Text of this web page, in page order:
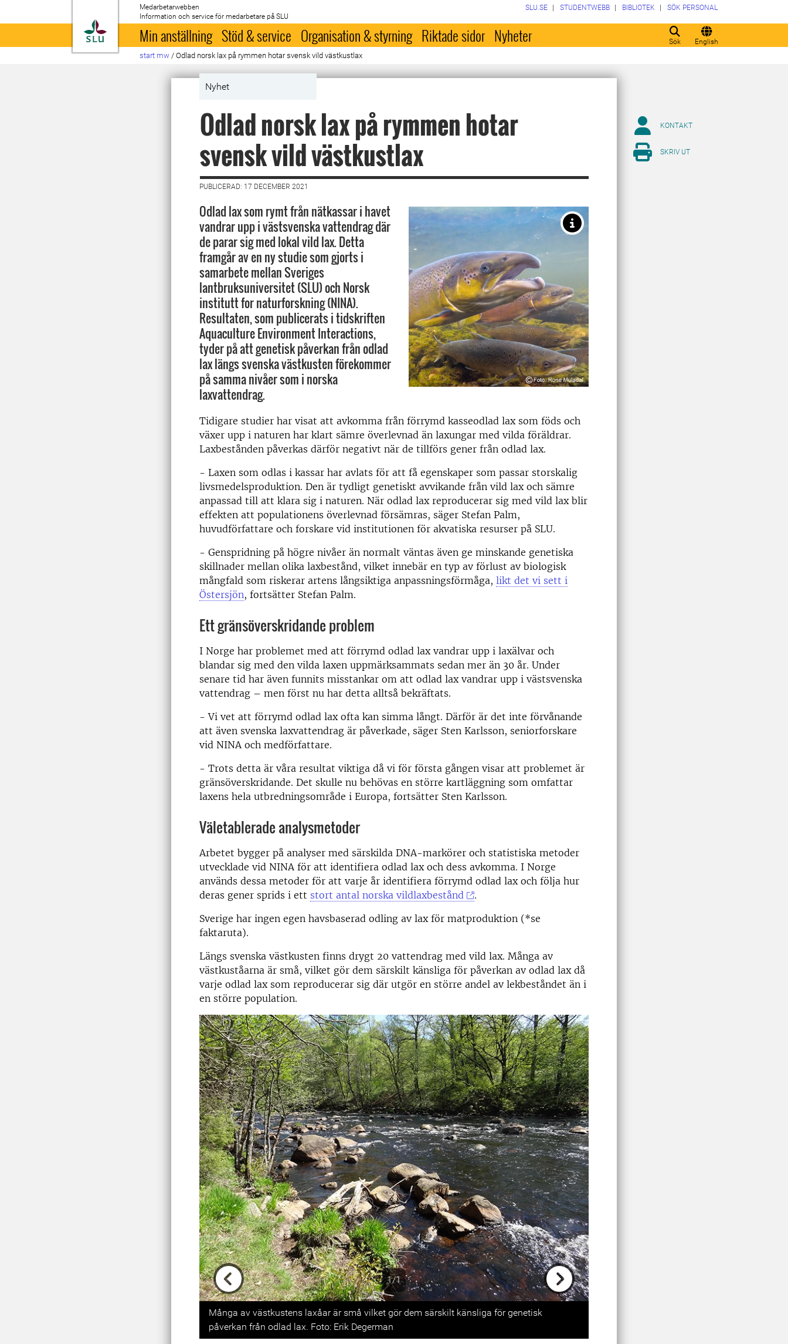
Till startsida
Medarbetarwebben
Information och service för medarbetare på SLU
Sök English
SLU.SE STUDENTWEBB BIBLIOTEK SÖK PERSONAL
Min anställning Stöd & service Organisation & styrning Riktade sidor Nyheter
start mw / Odlad norsk lax på rymmen hotar svensk vild västkustlax
Nyhet
Odlad norsk lax på rymmen hotar
svensk vild västkustlax
PUBLICERAD: 17 DECEMBER 2021
Odlad lax som rymt från nätkassar i havet
vandrar upp i västsvenska vattendrag där
de parar sig med lokal vild lax. Detta
framgår av en ny studie som gjorts i
samarbete mellan Sveriges
lantbruksuniversitet (SLU) och Norsk
institutt for naturforskning (NINA).
Resultaten, som publicerats i tidskriften
Aquaculture Environment Interactions,
tyder på att genetisk påverkan från odlad
lax längs svenska västkusten förekommer
på samma nivåer som i norska
laxvattendrag.
Tidigare studier har visat att avkomma från förrymd kasseodlad lax som föds och
växer upp i naturen har klart sämre överlevnad än laxungar med vilda föräldrar.
Laxbestånden påverkas därför negativt när de tillförs gener från odlad lax.
- Laxen som odlas i kassar har avlats för att få egenskaper som passar storskalig
livsmedels­produktion. Den är tydligt genetiskt avvikande från vild lax och sämre
anpassad till att klara sig i naturen. När odlad lax reproducerar sig med vild lax blir
effekten att populationens överlevnad försämras, säger Stefan Palm,
huvudförfattare och forskare vid institutionen för akvatiska resurser på SLU.
- Genspridning på högre nivåer än normalt väntas även ge minskande genetiska
skillnader mellan olika laxbestånd, vilket innebär en typ av förlust av biologisk
mångfald som riskerar artens långsiktiga anpassningsförmåga, likt det vi sett i
Östersjön, fortsätter Stefan Palm.
Ett gränsöverskridande problem
I Norge har problemet med att förrymd odlad lax vandrar upp i laxälvar och
blandar sig med den vilda laxen uppmärksammats sedan mer än 30 år. Under
senare tid har även funnits misstankar om att odlad lax vandrar upp i västsvenska
vattendrag – men först nu har detta alltså bekräftats.
- Vi vet att förrymd odlad lax ofta kan simma långt. Därför är det inte förvånande
att även svenska laxvattendrag är påverkade, säger Sten Karlsson, seniorforskare
vid NINA och medförfattare.
- Trots detta är våra resultat viktiga då vi för första gången visar att problemet är
gränsöverskridande. Det skulle nu behövas en större kartläggning som omfattar
laxens hela utbredningsområde i Europa, fortsätter Sten Karlsson.
Väletablerade analysmetoder
Arbetet bygger på analyser med särskilda DNA-markörer och statistiska metoder
utvecklade vid NINA för att identifiera odlad lax och dess avkomma. I Norge
används dessa metoder för att varje år identifiera förrymd odlad lax och följa hur
deras gener sprids i ett stort antal norska vildlaxbestånd
.
Sverige har ingen egen havsbaserad odling av lax för matproduktion (*se
faktaruta).
Längs svenska västkusten finns drygt 20 vattendrag med vild lax. Många av
västkuståarna är små, vilket gör dem särskilt känsliga för påverkan av odlad lax då
varje odlad lax som reproducerar sig där utgör en större andel av lekbeståndet än i
en större population.
1/1
Previous
Många av västkustens laxåar är små vilket gör dem särskilt känsliga för genetisk
påverkan från odlad lax. Foto: Erik Degerman
KONTAKT
SKRIV UT